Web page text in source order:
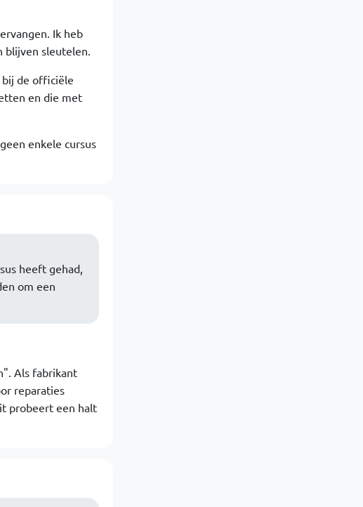
Ik heb
blijven sleutelen.
de officiële
en die met
enkele cursus
heeft gehad,
om een
Als fabrikant
reparaties
probeert een halt